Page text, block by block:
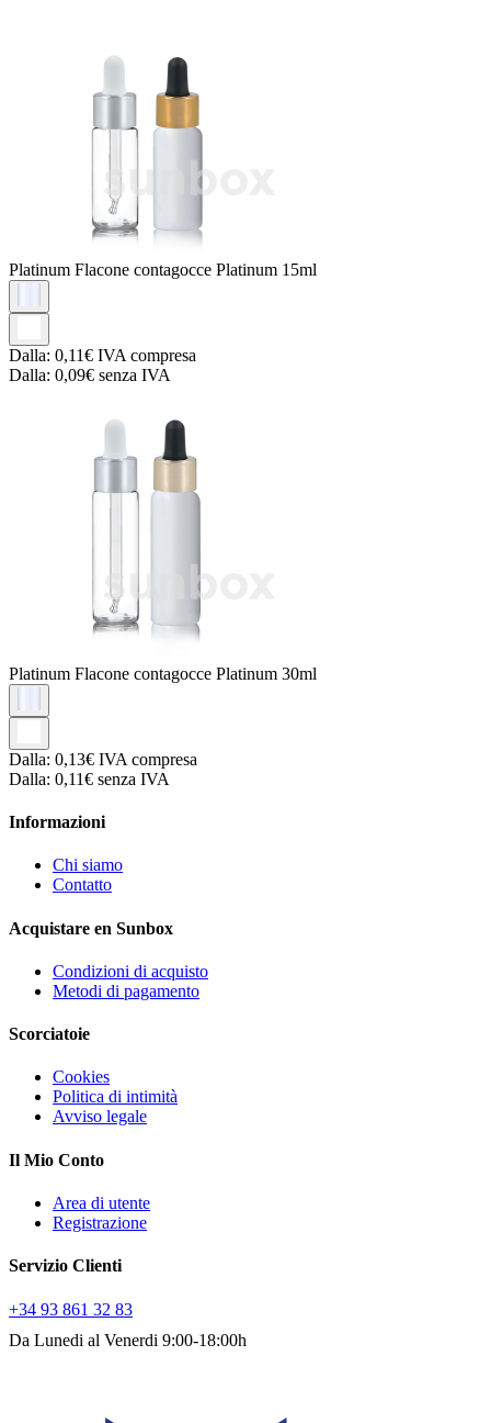
Platinum Flacone contagocce Platinum 15ml
Dalla: 0,11€ IVA compresa
Dalla: 0,09€ senza IVA
Platinum Flacone contagocce Platinum 30ml
Dalla: 0,13€ IVA compresa
Dalla: 0,11€ senza IVA
Informazioni
Chi siamo
Contatto
Acquistare en Sunbox
Condizioni di acquisto
Metodi di pagamento
Scorciatoie
Cookies
Politica di intimità
Avviso legale
Il Mio Conto
Area di utente
Registrazione
Servizio Clienti
+34 93 861 32 83
Da Lunedi al Venerdi 9:00-18:00h